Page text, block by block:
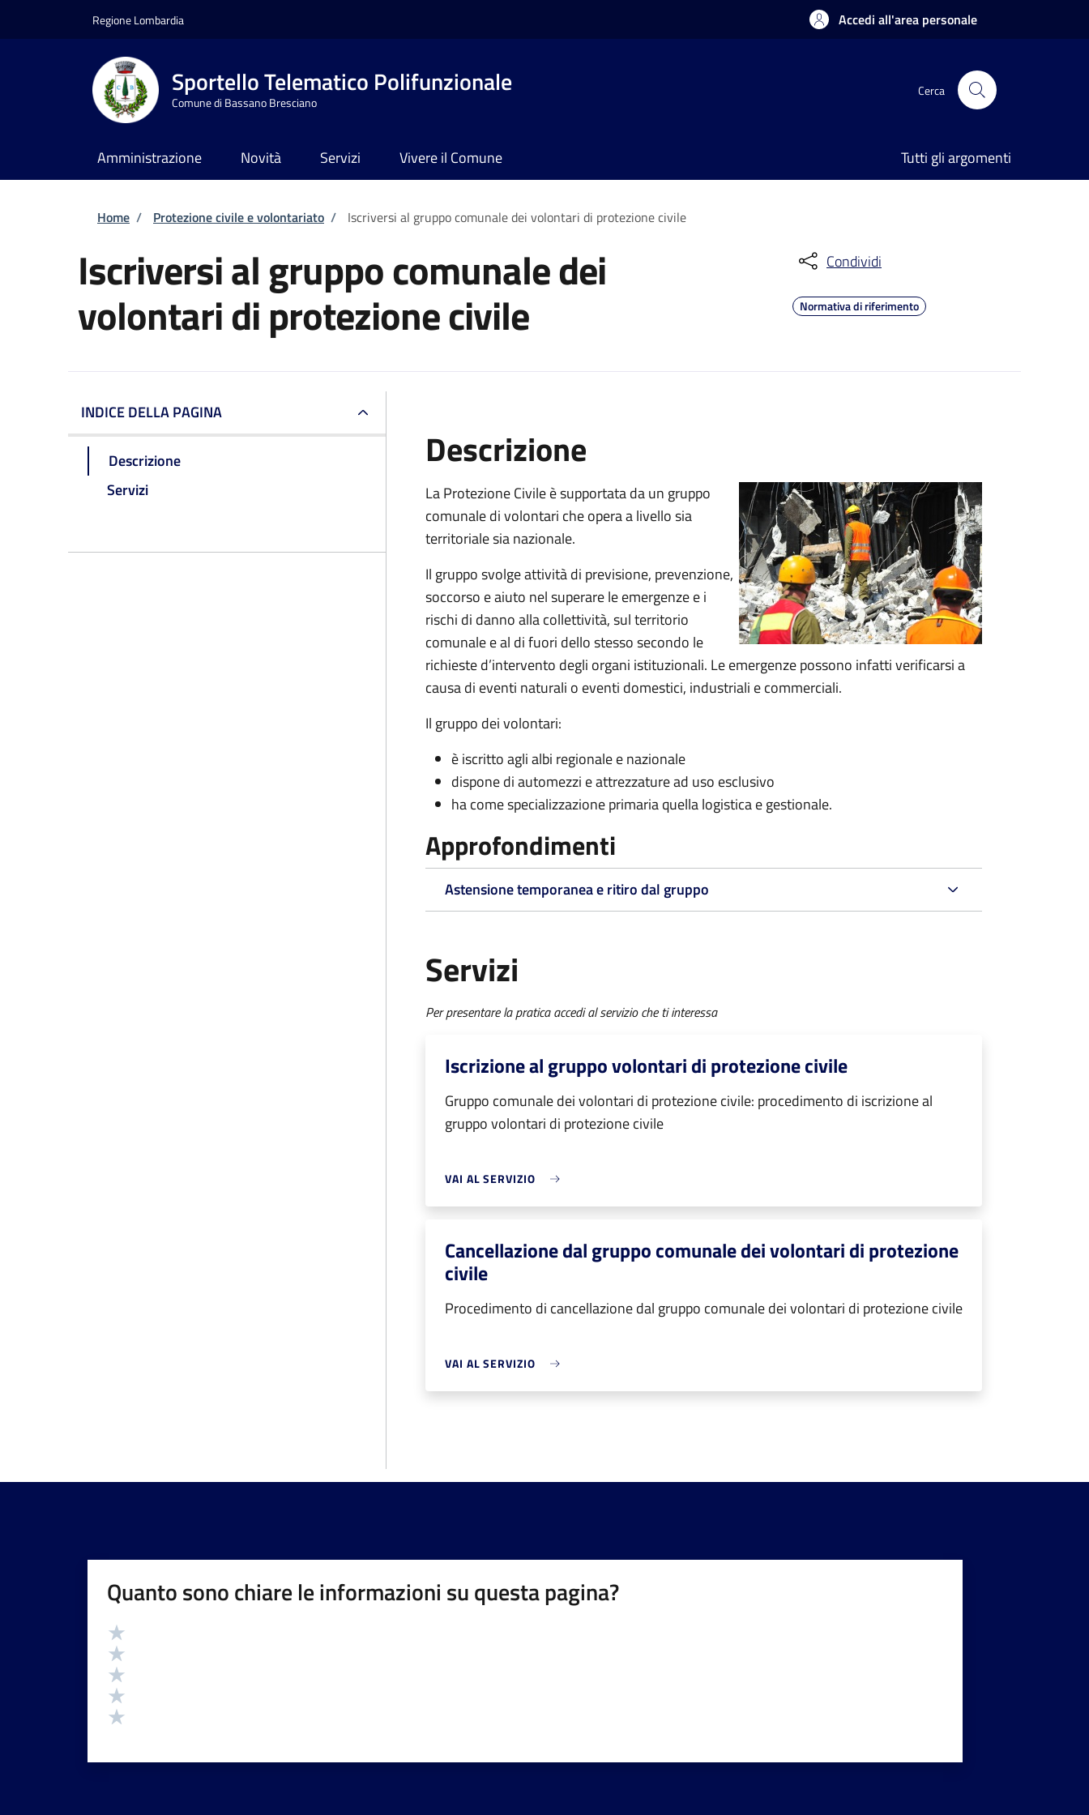
Regione Lombardia Accedi all'area personale
Sportello Telematico Polifunzionale
Comune di Bassano Bresciano
Cerca
Amministrazione Novità Servizi Vivere il Comune Tutti gli argomenti
Briciole di pane
Home / Protezione civile e volontariato / Iscriversi al gruppo comunale dei volontari di protezione civile
Iscriversi al gruppo comunale dei
volontari di protezione civile
Condividi
Normativa di riferimento
INDICE DELLA PAGINA
Descrizione
Servizi
Descrizione
La Protezione Civile è supportata da un gruppo
comunale di volontari che opera a livello sia
territoriale sia nazionale.
Il gruppo svolge attività di previsione, prevenzione,
soccorso e aiuto nel superare le emergenze e i
rischi di danno alla collettività, sul territorio
comunale e al di fuori dello stesso secondo le
richieste d’intervento degli organi istituzionali. Le emergenze possono infatti verificarsi a
causa di eventi naturali o eventi domestici, industriali e commerciali.
Il gruppo dei volontari:
è iscritto agli albi regionale e nazionale
dispone di automezzi e attrezzature ad uso esclusivo
ha come specializzazione primaria quella logistica e gestionale.
Approfondimenti
Astensione temporanea e ritiro dal gruppo
Servizi
Per presentare la pratica accedi al servizio che ti interessa
Iscrizione al gruppo volontari di protezione civile
Gruppo comunale dei volontari di protezione civile: procedimento di iscrizione al
gruppo volontari di protezione civile
VAI AL SERVIZIO
Cancellazione dal gruppo comunale dei volontari di protezione
civile
Procedimento di cancellazione dal gruppo comunale dei volontari di protezione civile
VAI AL SERVIZIO
Quanto sono chiare le informazioni su questa pagina?
Valutazione